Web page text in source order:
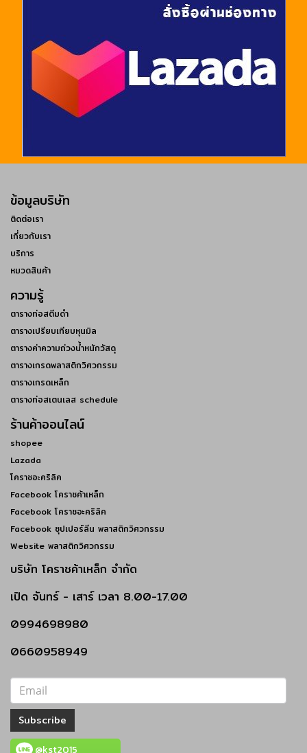
ข้อมูลบริษัท
ติดต่อเรา
เกี่ยวกับเรา
บริการ
หมวดสินค้า
ความรู้
ตารางท่อสตีมดำ
ตารางเปรียบเทียบหุนมิล
ตารางค่าความถ่วงน้ำหนักวัสดุ
ตารางเกรดพลาสติกวิศวกรรม
ตารางเกรดเหล็ก
ตารางท่อสเตนเลส schedule
ร้านค้าออนไลน์
shopee
Lazada
โคราชอะคริลิค
Facebook โคราชค้าเหล็ก
Facebook โคราชอะคริลิค
Facebook ซุปเปอร์ลีน พลาสติกวิศวกรรม
Website พลาสติกวิศวกรรม
บริษัท โคราชค้าเหล็ก จำกัด
เปิด จันทร์ - เสาร์ เวลา 8.00-17.00
0994698980
0660958949
Subscribe
@kst2015